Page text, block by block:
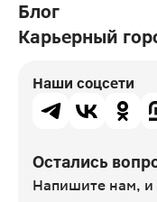
Блог
Карьерный
Наши соцсети
Остались
Напишите нам,